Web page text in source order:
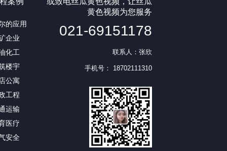
的应用
企业
化工
楼宇
公寓
工程
运输
医疗
安全
黄色视频为您服务
021-69151178
联系人：张欣
手机号： 18702111310